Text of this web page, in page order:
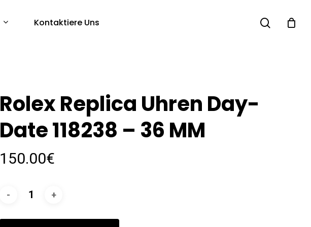
Kontaktiere Uns search
Rolex Replica Uhren Day-
Date 118238 – 36 MM
150.00€